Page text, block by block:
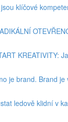
klíčové
KREATIVITY:
je brand. Brand je
ledově klidní v